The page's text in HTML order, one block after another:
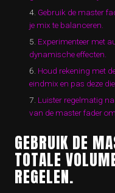
Gebruik de master
je mix te balanceren.
Experimenteer met
dynamische effecten.
Houd rekening met
eindmix en pas deze
Luister regelmatig
van de master fader
GEBRUIK DE
TOTALE
REGELEN.